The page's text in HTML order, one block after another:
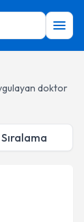
doktor
Sıralama